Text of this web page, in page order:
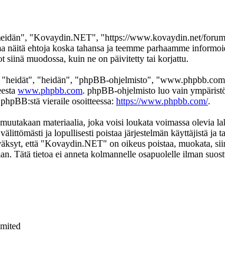
"Kovaydin.NET", "https://www.kovaydin.net/
ehtoja koska tahansa ja teemme parhaamme
muodossa, kuin ne on päivitetty tai korjattu.
"heidät", "heidän", "phpBB-ohjelmisto",
www.phpbb.com. phpBB-ohjelmisto luo vain
vieraile osoitteessa: https://www.phpbb.com/.
materiaalia, joka voisi loukata voimassa
ja lopullisesti poistaa järjestelmän käyttäjistä ja
että "Kovaydin.NET" on oikeus poistaa, muokata,
Tätä tietoa ei anneta kolmannelle osapuolelle ilman